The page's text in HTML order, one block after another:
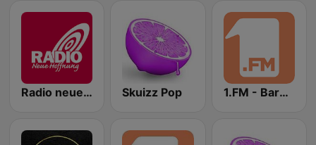
Radio neue Hoffnung Skuizz Pop 1.FM - Baroque